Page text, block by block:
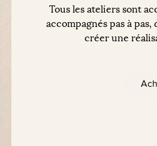
Tous les ateliers sont
accompagnés pas à
créer une